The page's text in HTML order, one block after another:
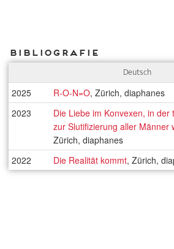
Bibliografie
Deutsch
2025 R-O-N=O, Zürich, diaphanes
2023
Die Liebe im Konvexen, in der
zur Slutifizierung aller Männer
Zürich, diaphanes
2022
Die Realität kommt, Zürich,